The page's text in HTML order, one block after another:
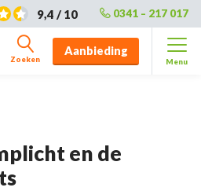
9,4 / 10 0341 – 217 017
Zoeken
Aanbieding
Menu
en de